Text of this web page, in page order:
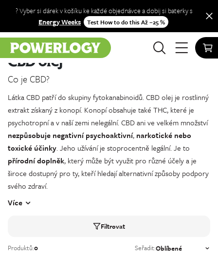
? Vyber si dárek v košíku ke každé objednávce a dobij si baterky s
Energy Weeks
Test How to do this Až −25 %
Obchod CBD olej
CBD olej
Co je CBD?
Látka CBD patří do skupiny fytokanabinoidů. CBD olej je rostlinný
extrakt získaný z konopí. Konopí obsahuje také THC, které je
psychotropní a v naší zemi nelegální. CBD ani ve velkém množství
nezpůsobuje negativní psychoaktivní, narkotické nebo
toxické účinky. Jeho užívání je stoprocentně legální. Je to
přírodní doplněk, který může být využit pro různé účely a je
široce dostupný pro ty, kteří hledají alternativní způsoby podpory
svého zdraví.
Více
Filtrovat
Produktů:0 Seřadit: